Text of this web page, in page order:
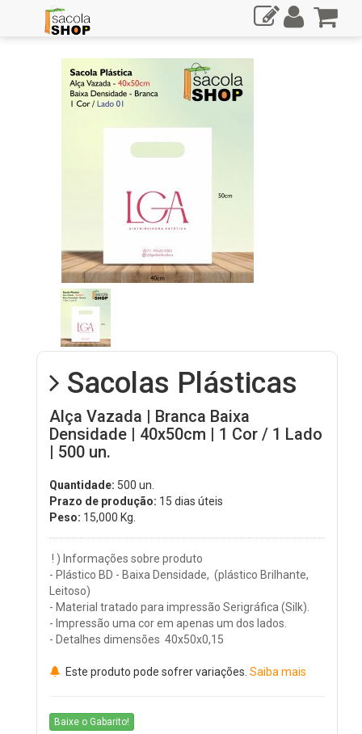
Sacolas Plásticas
Alça Vazada | Branca Baixa
Densidade | 40x50cm | 1 Cor / 1 Lado
| 500 un.
Quantidade: 500 un.
Prazo de produção: 15 dias úteis
Peso: 15,000 Kg.
! ) Informações sobre produto
- Plástico BD - Baixa Densidade, (plástico Brilhante,
Leitoso)
- Material tratado para impressão Serigráfica (Silk).
- Impressão uma cor em apenas um dos lados.
- Detalhes dimensões 40x50x0,15
Este produto pode sofrer variações. Saiba mais
Baixe o Gabarito!